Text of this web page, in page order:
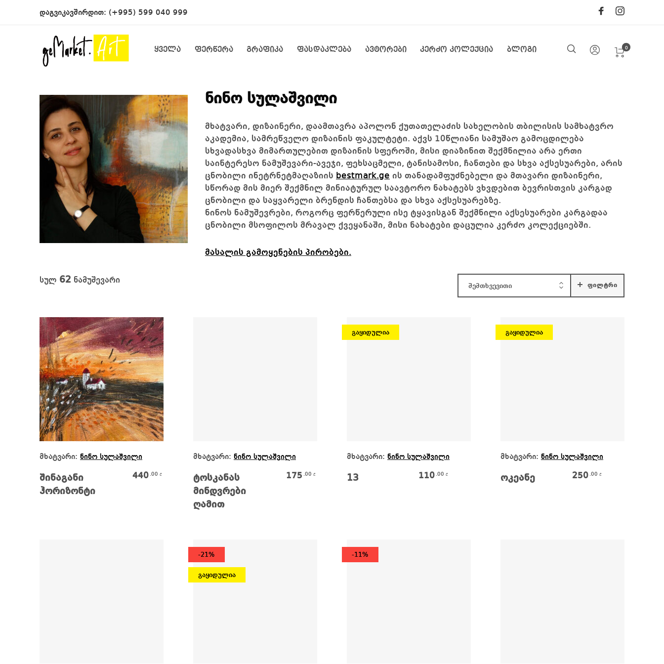
დაგვიკავშირდით: (+995) 599 040 999
ყველა ფერწერა გრაფიკა ფასდაკლება ავტორები კერძო კოლექცია ბლოგი 0
ნინო სულაშვილი
მხატვარი, დიზაინერი, დაამთავრა აპოლონ ქუთათელაძის სახელობის თბილისის სამხატვრო
აკადემია, სამრეწველო დიზაინის ფაკულტეტი. აქვს 10წლიანი სამუშაო გამოცდილება
სხვადასხვა მიმართულებით დიზაინის სფეროში, მისი დიაზინით შექმნილია არა ერთი
საინტერესო ნამუშევარი-ავეჯი, ფეხსაცმელი, ტანისამოსი, ჩანთები და სხვა აქსესუარები, არის
ცნობილი ინეტრნეტმაღაზიის bestmark.ge ის თანადამფუძნებელი და მთავარი დიზაინერი,
სწორად მის მიერ შექმნილ მინიატურულ საავტორო ნახატებს ვხვდებით ბევრისთვის კარგად
ცნობილი და საყვარელი ბრენდის ჩანთებსა და სხვა აქსესუარებზე.
ნინოს ნამუშევრები, როგორც ფერწერული ისე ტყავისგან შექმნილი აქსესუარები კარგადაა
ცნობილი მსოფილოს მრავალ ქვეყანაში, მისი ნახატები დაცულია კერძო კოლექციებში.
მასალის გამოყენების პირობები.
სულ 62 ნამუშევარი
შემთხვევითი ᲤᲘᲚᲢᲠᲘ
მხატვარი: ნინო სულაშვილი
შინაგანი
ჰორიზონტი
440 .00 ₾
მხატვარი: ნინო სულაშვილი
ტოსკანას
მინდვრები
ღამით
175 .00 ₾
გაყიდულია
მხატვარი: ნინო სულაშვილი
13 110 .00 ₾
გაყიდულია
მხატვარი: ნინო სულაშვილი
ოკეანე 250 .00 ₾
-21%
გაყიდულია
-11%